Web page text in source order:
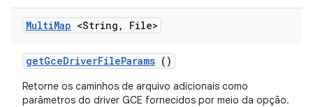
MultiMap <String , File>
getGceDriverFileParams ()
Retorne os caminhos de arquivo adicionais como
parâmetros do driver GCE fornecidos por meio da opção.